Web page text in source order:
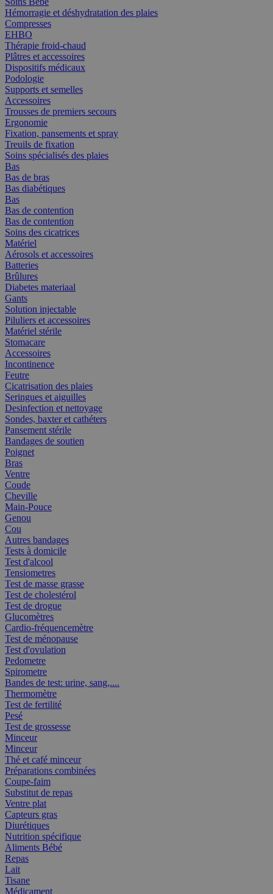
Hémorragie et déshydratation des plaies
Compresses
EHBO
Thérapie froid-chaud
Plâtres et accessoires
Dispositifs médicaux
Podologie
Supports et semelles
Accessoires
Trousses de premiers secours
Ergonomie
Fixation, pansements et spray
Treuils de fixation
Soins spécialisés des plaies
Bas
Bas de bras
Bas diabétiques
Bas
Bas de contention
Bas de contention
Soins des cicatrices
Matériel
Aérosols et accessoires
Batteries
Brûlures
Diabetes materiaal
Gants
Solution injectable
Piluliers et accessoires
Matériel stérile
Stomacare
Accessoires
Incontinence
Feutre
Cicatrisation des plaies
Seringues et aiguilles
Desinfection et nettoyage
Sondes, baxter et cathéters
Pansement stérile
Bandages de soutien
Poignet
Bras
Ventre
Coude
Cheville
Main-Pouce
Genou
Cou
Autres bandages
Tests à domicile
Test d'alcool
Tensiometres
Test de masse grasse
Test de cholestérol
Test de drogue
Glucomètres
Cardio-fréquencemètre
Test de ménopause
Test d'ovulation
Pedometre
Spirometre
Bandes de test: urine, sang,....
Thermomètre
Test de fertilité
Pesé
Test de grossesse
Minceur
Minceur
Thé et café minceur
Préparations combinées
Coupe-faim
Substitut de repas
Ventre plat
Capteurs gras
Diurétiques
Nutrition spécifique
Aliments Bébé
Repas
Lait
Tisane
Médicament